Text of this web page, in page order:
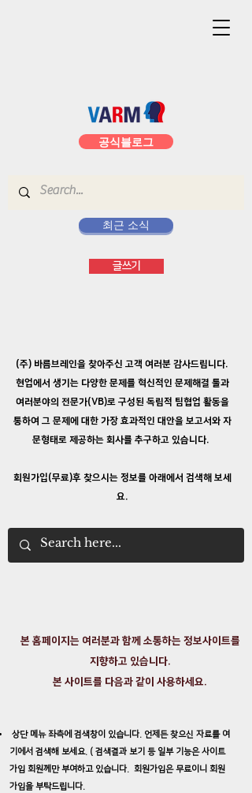
공식블로그
글쓰기
최근 소식
​(주) 바름브레인을 찾아주신 고객 여러분 감사드립니다.
현업에서 생기는 다양한 문제를 혁신적인 문제해결 툴과
여러분야의 전문가(VB)로 구성된 독립적 팀협업 활동을
통하여 그 문제에 대한 가장 효과적인 대안을 보고서와 자
문형태로 제공하는 회사를 추구하고 있습니다.
회원가입(무료)후 찾으시는 정보를 아래에서 검색해 보세
요.
본 홈페이지는 여러분과 함께 소통하는 정보사이트를
지향하고 있습니다.
​본 사이트를 다음과 같이 사용하세요.
상단 메뉴 좌측에 검색창이 있습니다. 언제든 찾으신 자료를 여
기에서 검색해 보세요. ( 검색결과 보기 등 일부 기능은 사이트
가입 회원께만 부여하고 있습니다. 회원가입은 무료이니 회원
가입을 부탁드립니다.